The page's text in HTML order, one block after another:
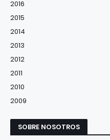
2016
2015
2014
2013
2012
2011
2010
2009
SOBRE NOSOTROS